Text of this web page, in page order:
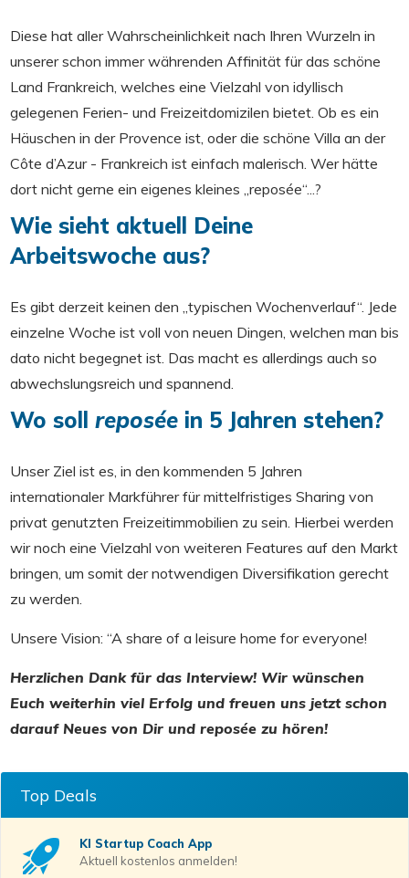
Diese hat aller Wahrscheinlichkeit nach Ihren Wurzeln in
unserer schon immer währenden Affinität für das schöne
Land Frankreich, welches eine Vielzahl von idyllisch
gelegenen Ferien- und Freizeitdomizilen bietet. Ob es ein
Häuschen in der Provence ist, oder die schöne Villa an der
Côte d’Azur - Frankreich ist einfach malerisch. Wer hätte
dort nicht gerne ein eigenes kleines „reposée“...?
Wie sieht aktuell Deine
Arbeitswoche aus?
Es gibt derzeit keinen den „typischen Wochenverlauf“. Jede
einzelne Woche ist voll von neuen Dingen, welchen man bis
dato nicht begegnet ist. Das macht es allerdings auch so
abwechslungsreich und spannend.
Wo soll reposée in 5 Jahren stehen?
Unser Ziel ist es, in den kommenden 5 Jahren
internationaler Markführer für mittelfristiges Sharing von
privat genutzten Freizeitimmobilien zu sein. Hierbei werden
wir noch eine Vielzahl von weiteren Features auf den Markt
bringen, um somit der notwendigen Diversifikation gerecht
zu werden.
Unsere Vision: “A share of a leisure home for everyone!
Herzlichen Dank für das Interview! Wir wünschen
Euch weiterhin viel Erfolg und freuen uns jetzt schon
darauf Neues von Dir und reposée zu hören!
Top Deals
KI Startup Coach App
Aktuell kostenlos anmelden!